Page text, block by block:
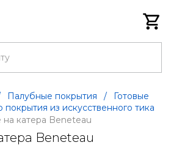
Палубные покрытия /
Готовые
из искусственного тика
на катера Beneteau
Beneteau